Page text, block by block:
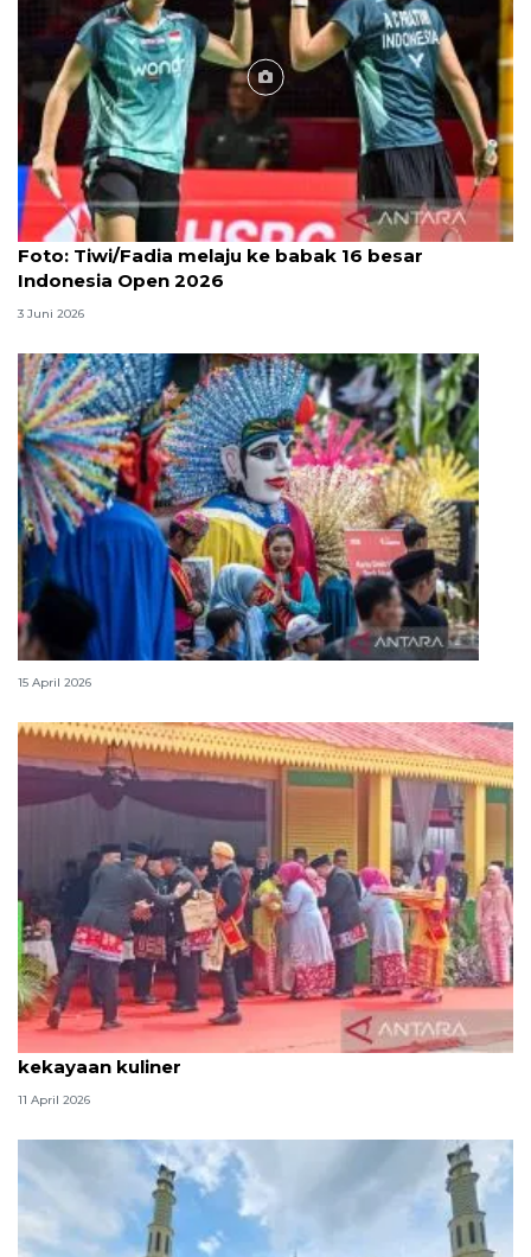
Foto
Foto: Tiwi/Fadia melaju ke babak 16 besar
Indonesia Open 2026
3 Juni 2026
Lebaran Betawi, harmoni tradisi dan kota global
15 April 2026
Tradisi hantaran Lebaran Betawi simbol bakti dan
kekayaan kuliner
11 April 2026